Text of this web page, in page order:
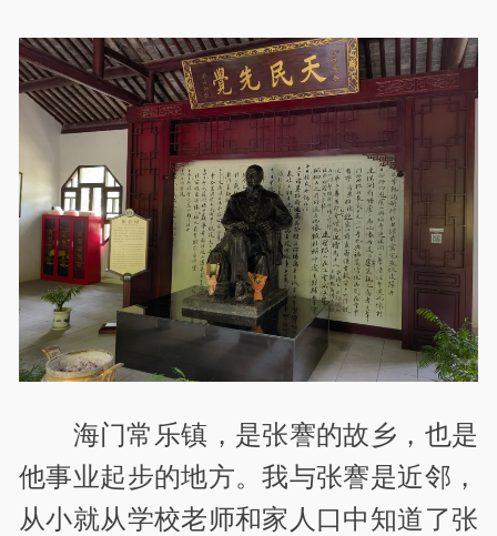
海门常乐镇，是张謇的故乡，也是
他事业起步的地方。我与张謇是近邻，
从小就从学校老师和家人口中知道了张